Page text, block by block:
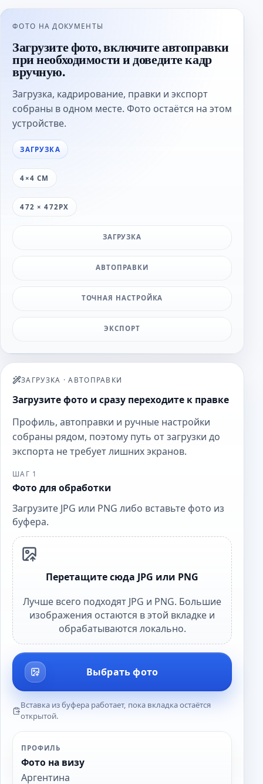
ФОТО НА ДОКУМЕНТЫ
Загрузите фото, включите автоправки
при необходимости и доведите кадр
вручную.
Загрузка, кадрирование, правки и экспорт
собраны в одном месте. Фото остаётся на этом
устройстве.
ЗАГРУЗКА
4×4 СМ
472 × 472PX
ЗАГРУЗКА
АВТОПРАВКИ
ТОЧНАЯ НАСТРОЙКА
ЭКСПОРТ
ЗАГРУЗКА ·АВТОПРАВКИ
Загрузите фото и сразу переходите к правке
Профиль, автоправки и ручные настройки
собраны рядом, поэтому путь от загрузки до
экспорта не требует лишних экранов.
ШАГ 1
Фото для обработки
Загрузите JPG или PNG либо вставьте фото из
буфера.
Перетащите сюда JPG или PNG
Лучше всего подходят JPG и PNG. Большие
изображения остаются в этой вкладке и
обрабатываются локально.
Выбрать фото
Вставка из буфера работает, пока вкладка остаётся
открытой.
ПРОФИЛЬ
Фото на визу
Аргентина